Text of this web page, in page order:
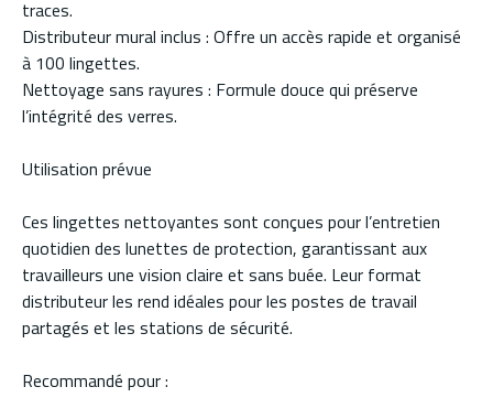
traces.
Distributeur mural inclus : Offre un accès rapide et organisé
à 100 lingettes.
Nettoyage sans rayures : Formule douce qui préserve
l’intégrité des verres.
Utilisation prévue
Ces lingettes nettoyantes sont conçues pour l’entretien
quotidien des lunettes de protection, garantissant aux
travailleurs une vision claire et sans buée. Leur format
distributeur les rend idéales pour les postes de travail
partagés et les stations de sécurité.
Recommandé pour :